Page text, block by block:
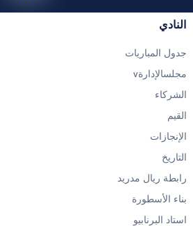
النادي
جدول المباريات
مجلسالإدارةv
الشركاء
القيم
الإنجازات
التاريخ
رابطة ريال مدريد
بناء الأسطورة
استاد البرنابيو